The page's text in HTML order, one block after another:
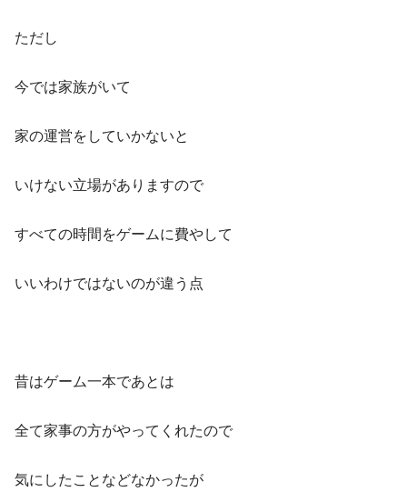
ただし
今では家族がいて
家の運営をしていかないと
いけない立場がありますので
すべての時間をゲームに費やして
いいわけではないのが違う点
昔はゲーム一本であとは
全て家事の方がやってくれたので
気にしたことなどなかったが